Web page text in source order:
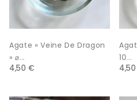
Agate « Veine De Dragon
» ⌀...
4,50 €
10...